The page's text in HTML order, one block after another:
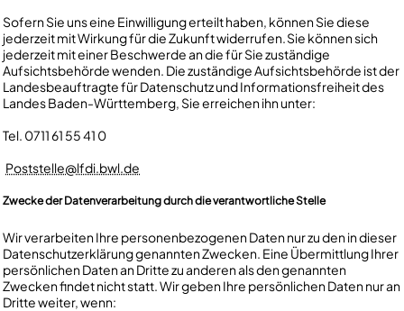
Sofern Sie uns eine Einwilligung erteilt haben, können Sie diese
jederzeit mit Wirkung für die Zukunft widerrufen. Sie können sich
jederzeit mit einer Beschwerde an die für Sie zuständige
Aufsichtsbehörde wenden. Die zuständige Aufsichtsbehörde ist der
Landesbeauftragte für Datenschutz und Informationsfreiheit des
Landes Baden-Württemberg, Sie erreichen ihn unter:
Tel. 0711 61 55 41 0
Poststelle@lfdi.bwl.de
Zwecke der Datenverarbeitung durch die verantwortliche Stelle
Wir verarbeiten Ihre personenbezogenen Daten nur zu den in dieser
Datenschutzerklärung genannten Zwecken. Eine Übermittlung Ihrer
persönlichen Daten an Dritte zu anderen als den genannten
Zwecken findet nicht statt. Wir geben Ihre persönlichen Daten nur an
Dritte weiter, wenn: